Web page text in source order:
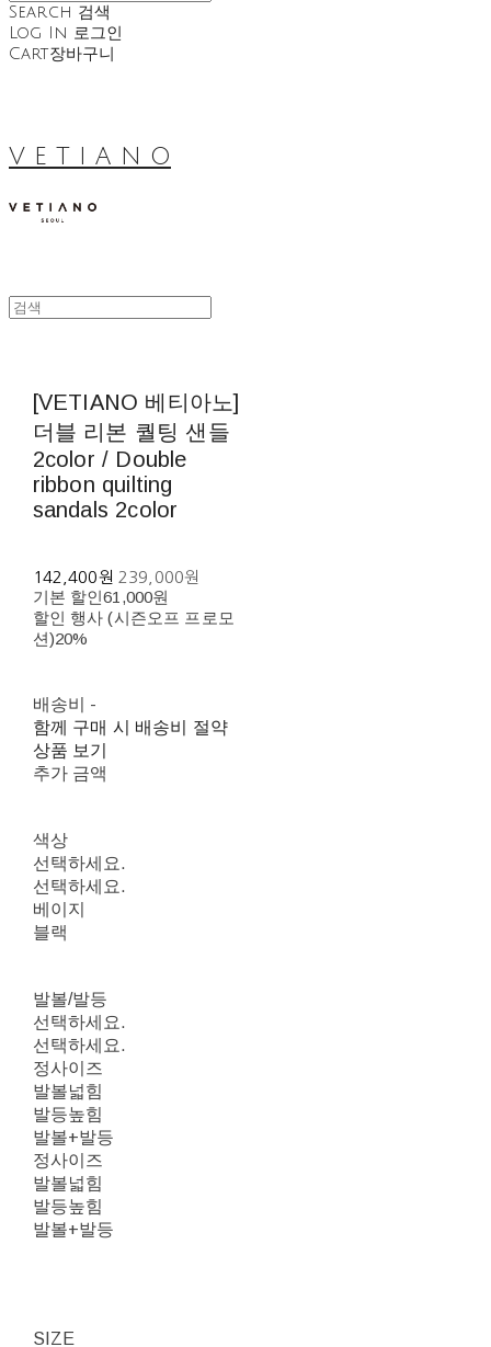
Search 검색
Log In 로그인
Cart장바구니
V E T I A N O
[VETIANO 베티아노]
더블 리본 퀄팅 샌들
2color / Double
ribbon quilting
sandals 2color
142,400원 239,000원
기본 할인61,000원
할인 행사 (시즌오프 프로모
션)20%
배송비 -
함께 구매 시 배송비 절약
상품 보기
추가 금액
색상
선택하세요.
선택하세요.
베이지
블랙
발볼/발등
선택하세요.
선택하세요.
정사이즈
발볼넓힘
발등높힘
발볼+발등
정사이즈
발볼넓힘
발등높힘
발볼+발등
SIZE